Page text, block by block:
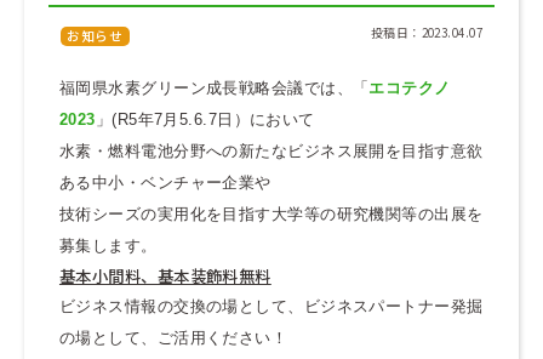
お知らせ 投稿日：2023.04.07
福岡県水素グリーン成長戦略会議では、「エコテクノ
2023 」(R5年7月5.6.7日）において
水素・燃料電池分野への新たなビジネス展開を目指す意欲
ある中小・ベンチャー企業や
技術シーズの実用化を目指す大学等の研究機関等の出展を
募集します。
基本小間料、基本装飾料無料
ビジネス情報の交換の場として、ビジネスパートナー発掘
の場として、ご活用ください！